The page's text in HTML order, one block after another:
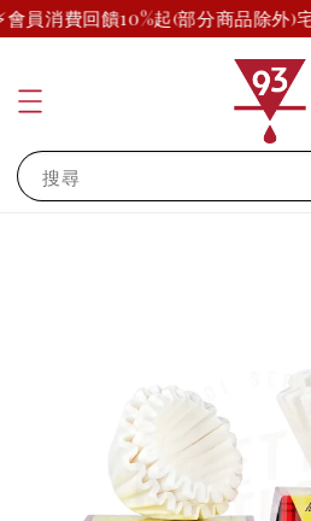
會員消費回饋10%起(部分商品除外)
搜尋